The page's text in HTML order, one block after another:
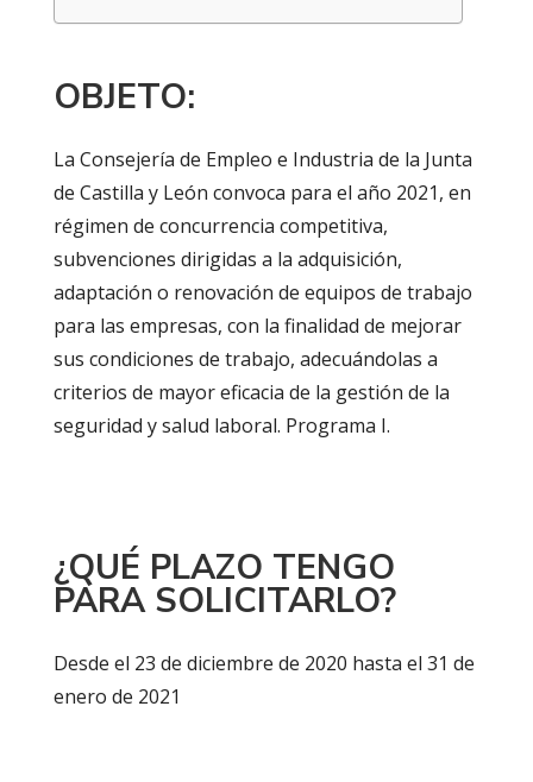
OBJETO:
La Consejería de Empleo e Industria de la Junta
de Castilla y León convoca para el año 2021, en
régimen de concurrencia competitiva,
subvenciones dirigidas a la adquisición,
adaptación o renovación de equipos de trabajo
para las empresas, con la finalidad de mejorar
sus condiciones de trabajo, adecuándolas a
criterios de mayor eficacia de la gestión de la
seguridad y salud laboral. Programa I.
¿QUÉ PLAZO TENGO
PARA SOLICITARLO?
Desde el 23 de diciembre de 2020 hasta el 31 de
enero de 2021